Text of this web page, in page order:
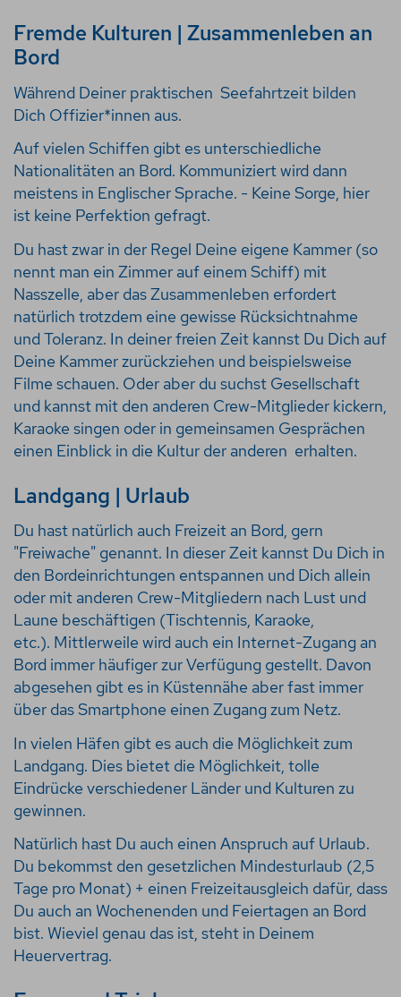
Fremde Kulturen | Zusammenleben an
Bord
Während Deiner praktischen Seefahrtzeit bilden
Dich Offizier*innen aus.
Auf vielen Schiffen gibt es unterschiedliche
Nationalitäten an Bord. Kommuniziert wird dann
meistens in Englischer Sprache. - Keine Sorge, hier
ist keine Perfektion gefragt.
Du hast zwar in der Regel Deine eigene Kammer (so
nennt man ein Zimmer auf einem Schiff) mit
Nasszelle, aber das Zusammenleben erfordert
natürlich trotzdem eine gewisse Rücksichtnahme
und Toleranz. In deiner freien Zeit kannst Du Dich auf
Deine Kammer zurückziehen und beispielsweise
Filme schauen. Oder aber du suchst Gesellschaft
und kannst mit den anderen Crew-Mitglieder kickern,
Karaoke singen oder in gemeinsamen Gesprächen
einen Einblick in die Kultur der anderen erhalten.
Landgang | Urlaub
Du hast natürlich auch Freizeit an Bord, gern
"Freiwache" genannt. In dieser Zeit kannst Du Dich in
den Bordeinrichtungen entspannen und Dich allein
oder mit anderen Crew-Mitgliedern nach Lust und
Laune beschäftigen (Tischtennis, Karaoke,
etc.). Mittlerweile wird auch ein Internet-Zugang an
Bord immer häufiger zur Verfügung gestellt. Davon
abgesehen gibt es in Küstennähe aber fast immer
über das Smartphone einen Zugang zum Netz.
In vielen Häfen gibt es auch die Möglichkeit zum
Landgang. Dies bietet die Möglichkeit, tolle
Eindrücke verschiedener Länder und Kulturen zu
gewinnen.
Natürlich hast Du auch einen Anspruch auf Urlaub.
Du bekommst den gesetzlichen Mindesturlaub (2,5
Tage pro Monat) + einen Freizeitausgleich dafür, dass
Du auch an Wochenenden und Feiertagen an Bord
bist. Wieviel genau das ist, steht in Deinem
Heuervertrag.